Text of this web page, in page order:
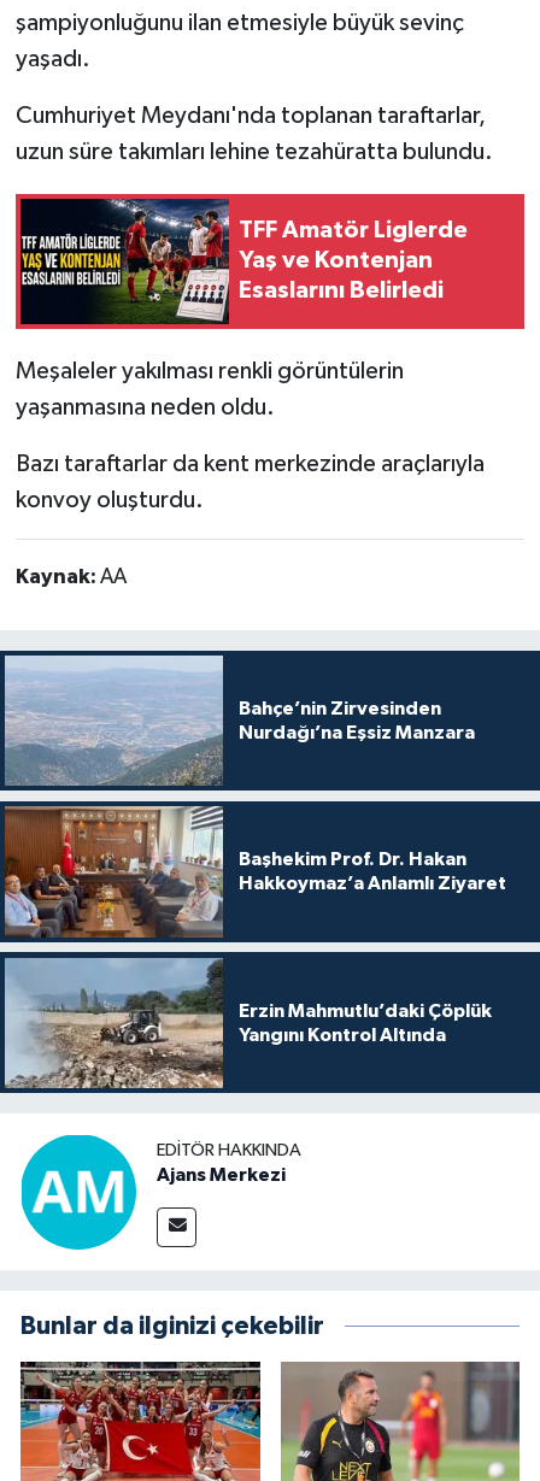
şampiyonluğunu ilan etmesiyle büyük sevinç
yaşadı.
Cumhuriyet Meydanı'nda toplanan taraftarlar,
uzun süre takımları lehine tezahüratta bulundu.
TFF Amatör Liglerde
Yaş ve Kontenjan
Esaslarını Belirledi
Meşaleler yakılması renkli görüntülerin
yaşanmasına neden oldu.
Bazı taraftarlar da kent merkezinde araçlarıyla
konvoy oluşturdu.
Kaynak: AA
Bahçe’nin Zirvesinden
Nurdağı’na Eşsiz Manzara
Başhekim Prof. Dr. Hakan
Hakkoymaz’a Anlamlı Ziyaret
Erzin Mahmutlu’daki Çöplük
Yangını Kontrol Altında
EDITÖR HAKKINDA
Ajans Merkezi
Bunlar da ilginizi çekebilir